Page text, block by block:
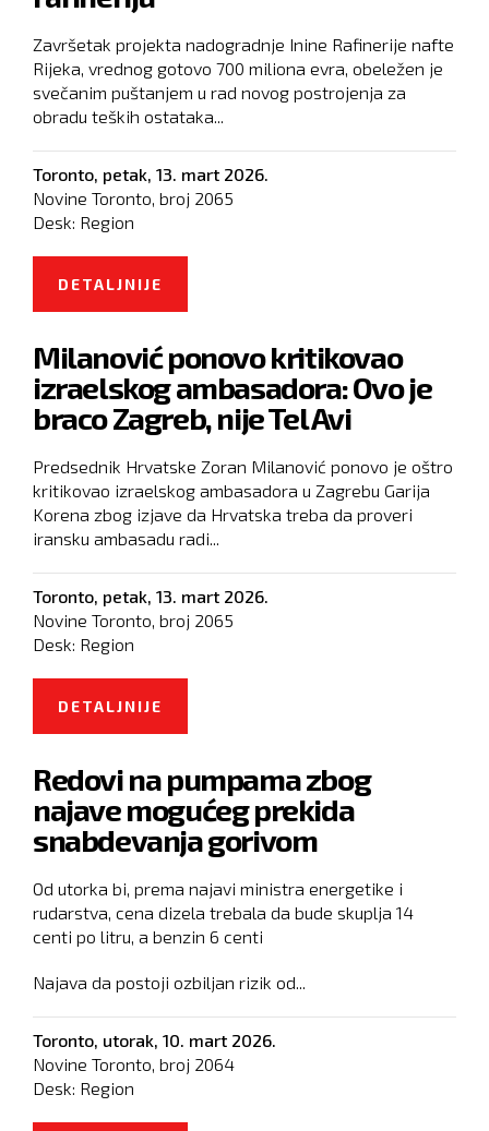
Završetak projekta nadogradnje Inine Rafinerije nafte
Rijeka, vrednog gotovo 700 miliona evra, obeležen je
svečanim puštanjem u rad novog postrojenja za
obradu teških ostataka...
Toronto, petak, 13. mart 2026.
Novine Toronto, broj 2065
Desk: Region
DETALJNIJE
NADOGRAĐENU RAFINERIJU
Milanović ponovo kritikovao
izraelskog ambasadora: Ovo je
braco Zagreb, nije Tel Avi
Predsednik Hrvatske Zoran Milanović ponovo je oštro
kritikovao izraelskog ambasadora u Zagrebu Garija
Korena zbog izjave da Hrvatska treba da proveri
iransku ambasadu radi...
Toronto, petak, 13. mart 2026.
Novine Toronto, broj 2065
Desk: Region
DETALJNIJE
AMBASADORA: OVO JE BRACO
ZAGREB, NIJE TEL AVI
Redovi na pumpama zbog
najave mogućeg prekida
snabdevanja gorivom
Od utorka bi, prema najavi ministra energetike i
rudarstva, cena dizela trebala da bude skuplja 14
centi po litru, a benzin 6 centi
Najava da postoji ozbiljan rizik od...
Toronto, utorak, 10. mart 2026.
Novine Toronto, broj 2064
Desk: Region